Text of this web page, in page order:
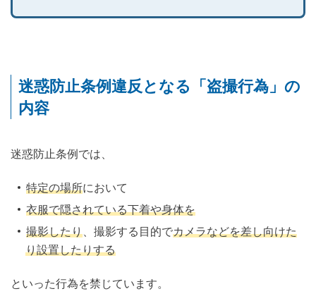
迷惑防止条例違反となる「盗撮行為」の
内容
迷惑防止条例では、
特定の場所において
衣服で隠されている下着や身体を
撮影したり、撮影する目的でカメラなどを差し向けた
り設置したりする
といった行為を禁じています。